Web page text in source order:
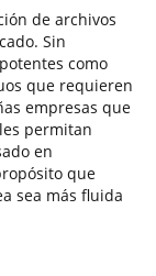
de archivos
Sin
como
que requieren
empresas que
permitan
en
que
sea más fluida